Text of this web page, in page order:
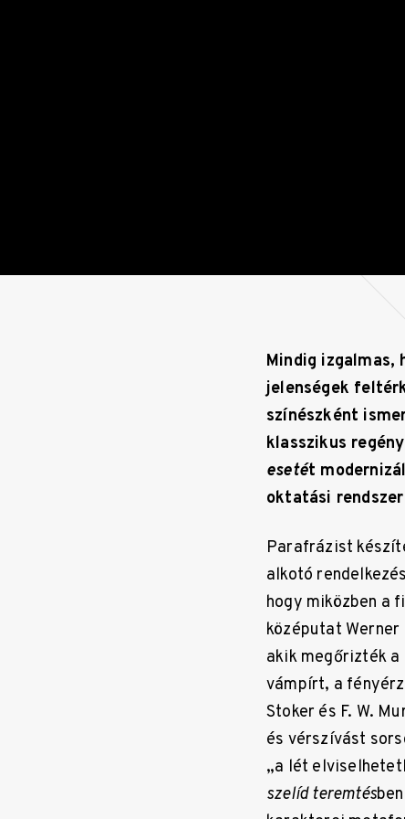
Mindig
jelenségek
színészként
klasszikus
esetét
oktatási
Parafrázist
alkotó
hogy miközben a
középutat Werner
akik megőrizték
vámpírt, a
Stoker és F. W.
és vérszívást
„a lét
szelíd teremtés